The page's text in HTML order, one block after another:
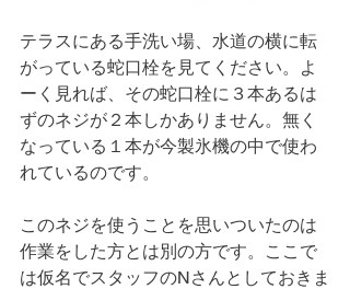
テラスにある手洗い場、水道の横に転
がっている蛇口栓を見てください。よ
ーく見れば、その蛇口栓に３本あるは
ずのネジが２本しかありません。無く
なっている１本が今製氷機の中で使わ
れているのです。
このネジを使うことを思いついたのは
作業をした方とは別の方です。ここで
は仮名でスタッフのNさんとしておきま